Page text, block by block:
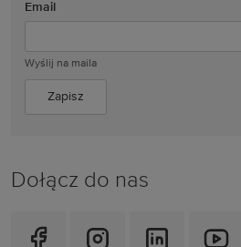
Email
Wyślij na maila
Dołącz do nas